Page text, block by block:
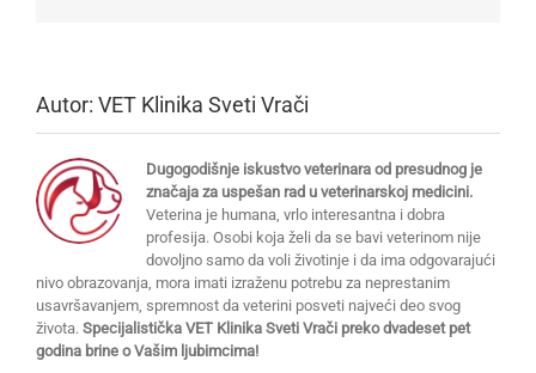
Autor: VET Klinika Sveti Vrači
Dugogodišnje iskustvo veterinara od presudnog je
značaja za uspešan rad u veterinarskoj medicini.
Veterina je humana, vrlo interesantna i dobra
profesija. Osobi koja želi da se bavi veterinom nije
dovoljno samo da voli životinje i da ima odgovarajući
nivo obrazovanja, mora imati izraženu potrebu za neprestanim
usavršavanjem, spremnost da veterini posveti najveći deo svog
života. Specijalistička VET Klinika Sveti Vrači preko dvadeset pet
godina brine o Vašim ljubimcima!